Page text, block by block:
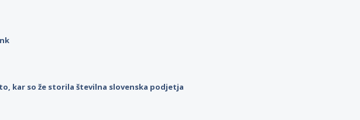
kar so že storila številna slovenska podjetja